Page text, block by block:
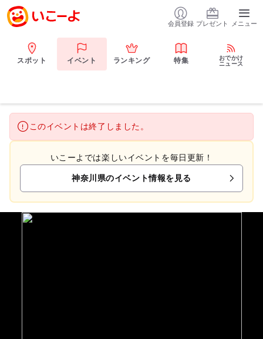
会員登録 プレゼント メニュー
スポット イベント ランキング 特集
おでかけ
ニュース
このイベントは終了しました。
いこーよでは楽しいイベントを毎日更新！
神奈川県のイベント情報を見る